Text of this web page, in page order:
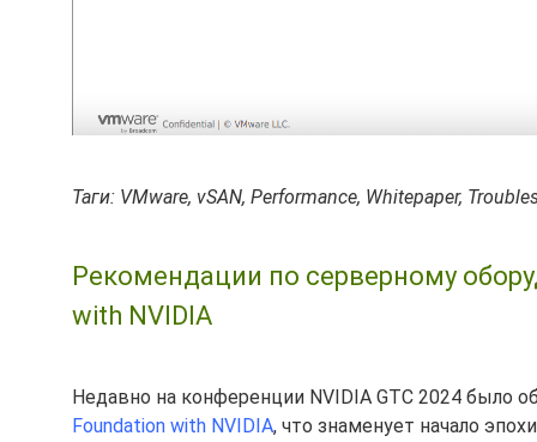
Таги: VMware, vSAN, Performance, Whitepaper,
Рекомендации по серверному
with NVIDIA
Недавно на конференции NVIDIA GTC 2024 было
Foundation with NVIDIA, что знаменует начало